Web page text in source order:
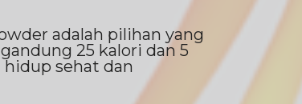
adalah pilihan yang
25 kalori dan 5
sehat dan